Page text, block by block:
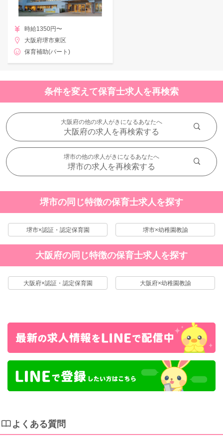
時給1350円〜
大阪府堺市東区
保育補助(パート)
条件を変えて保育士求人を再検索
大阪府の他の求人がきになるあなたへ
大阪府の求人を再検索する
堺市の他の求人がきになるあなたへ
堺市の求人を再検索する
堺市の同じ特徴の保育士求人を探す
堺市×認証・認定保育園 堺市×幼稚園教諭
大阪府の同じ特徴の保育士求人を探す
大阪府×認証・認定保育園 大阪府×幼稚園教諭
よくある質問